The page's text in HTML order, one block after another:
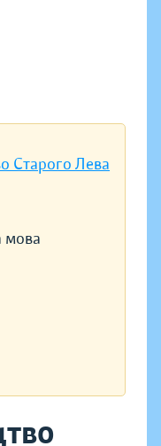
Старого Лева
мова